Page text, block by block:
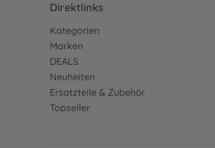
Direktlinks
Kategorien
Marken
DEALS
Neuheiten
Ersatzteile & Zubehör
Topseller